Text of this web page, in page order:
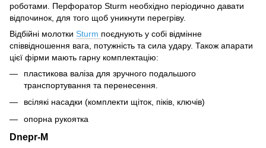
роботами. Перфоратор Sturm необхідно періодично давати
відпочинок, для того щоб уникнути перегріву.
Відбійні молотки Sturm поєднують у собі відмінне
співвідношення вага, потужність та сила удару. Також апарати
цієї фірми мають гарну комплектацію:
пластикова валіза для зручного подальшого
транспортування та перенесення.
всілякі насадки (комплекти щіток, піків, ключів)
опорна рукоятка
Dnepr-M